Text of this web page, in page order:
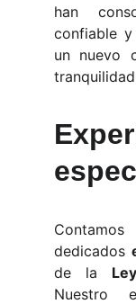
han
confiable
un nuevo
dedicados
de la
Nuestro